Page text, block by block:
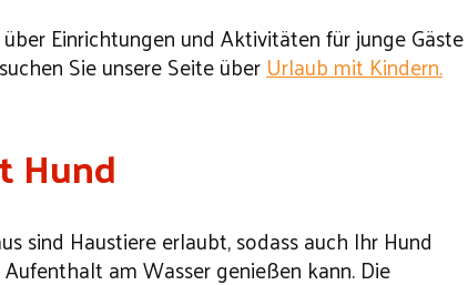
Einrichtungen und Aktivitäten für junge Gäste
Sie unsere Seite über Urlaub mit Kindern.
Hund
sind Haustiere erlaubt, sodass auch Ihr Hund
am Wasser genießen kann. Die